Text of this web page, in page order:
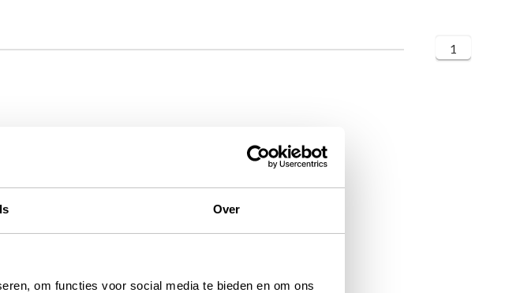
Over
om functies voor social media te bieden en om ons
1